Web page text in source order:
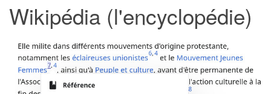
Wikipédia (l'encyclopédie)